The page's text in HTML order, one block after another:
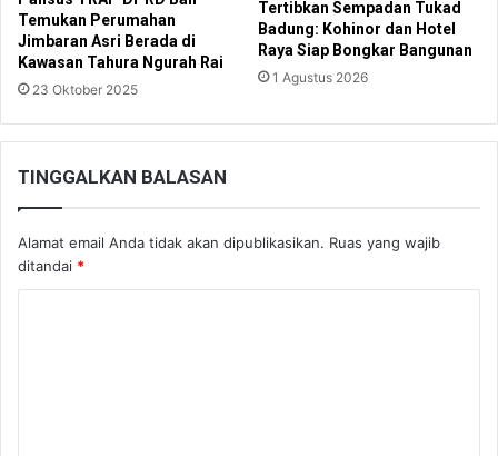
Temukan Perumahan
Jimbaran Asri Berada di
Kawasan Tahura Ngurah Rai
23 Oktober 2025
Tertibkan Sempadan Tukad
Badung: Kohinor dan Hotel
Raya Siap Bongkar Bangunan
1 Agustus 2026
TINGGALKAN BALASAN
Alamat email Anda tidak akan dipublikasikan. Ruas yang wajib
ditandai *